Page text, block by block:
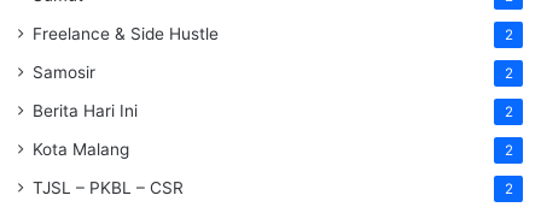
Freelance & Side Hustle 2
Samosir 2
Berita Hari Ini 2
Kota Malang 2
TJSL – PKBL – CSR 2